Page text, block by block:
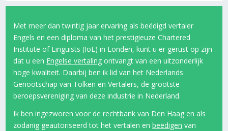
Met meer dan twintig jaar ervaring als beëdigd vertaler
Engels en een diploma van het prestigieuze Chartered
Institute of Linguists (IoL) in Londen, kunt u er gerust op zijn
dat u een Engelse vertaling ontvangt van een uitzonderlijk
hoge kwaliteit. Daarbij ben ik lid van het Nederlands
Genootschap van Tolken en Vertalers, de grootste
beroepsvereniging van deze industrie in Nederland.
Ik ben ingezworen voor de rechtbank van Den Haag en als
zodanig geautoriseerd tot het vertalen enbeëdigen van